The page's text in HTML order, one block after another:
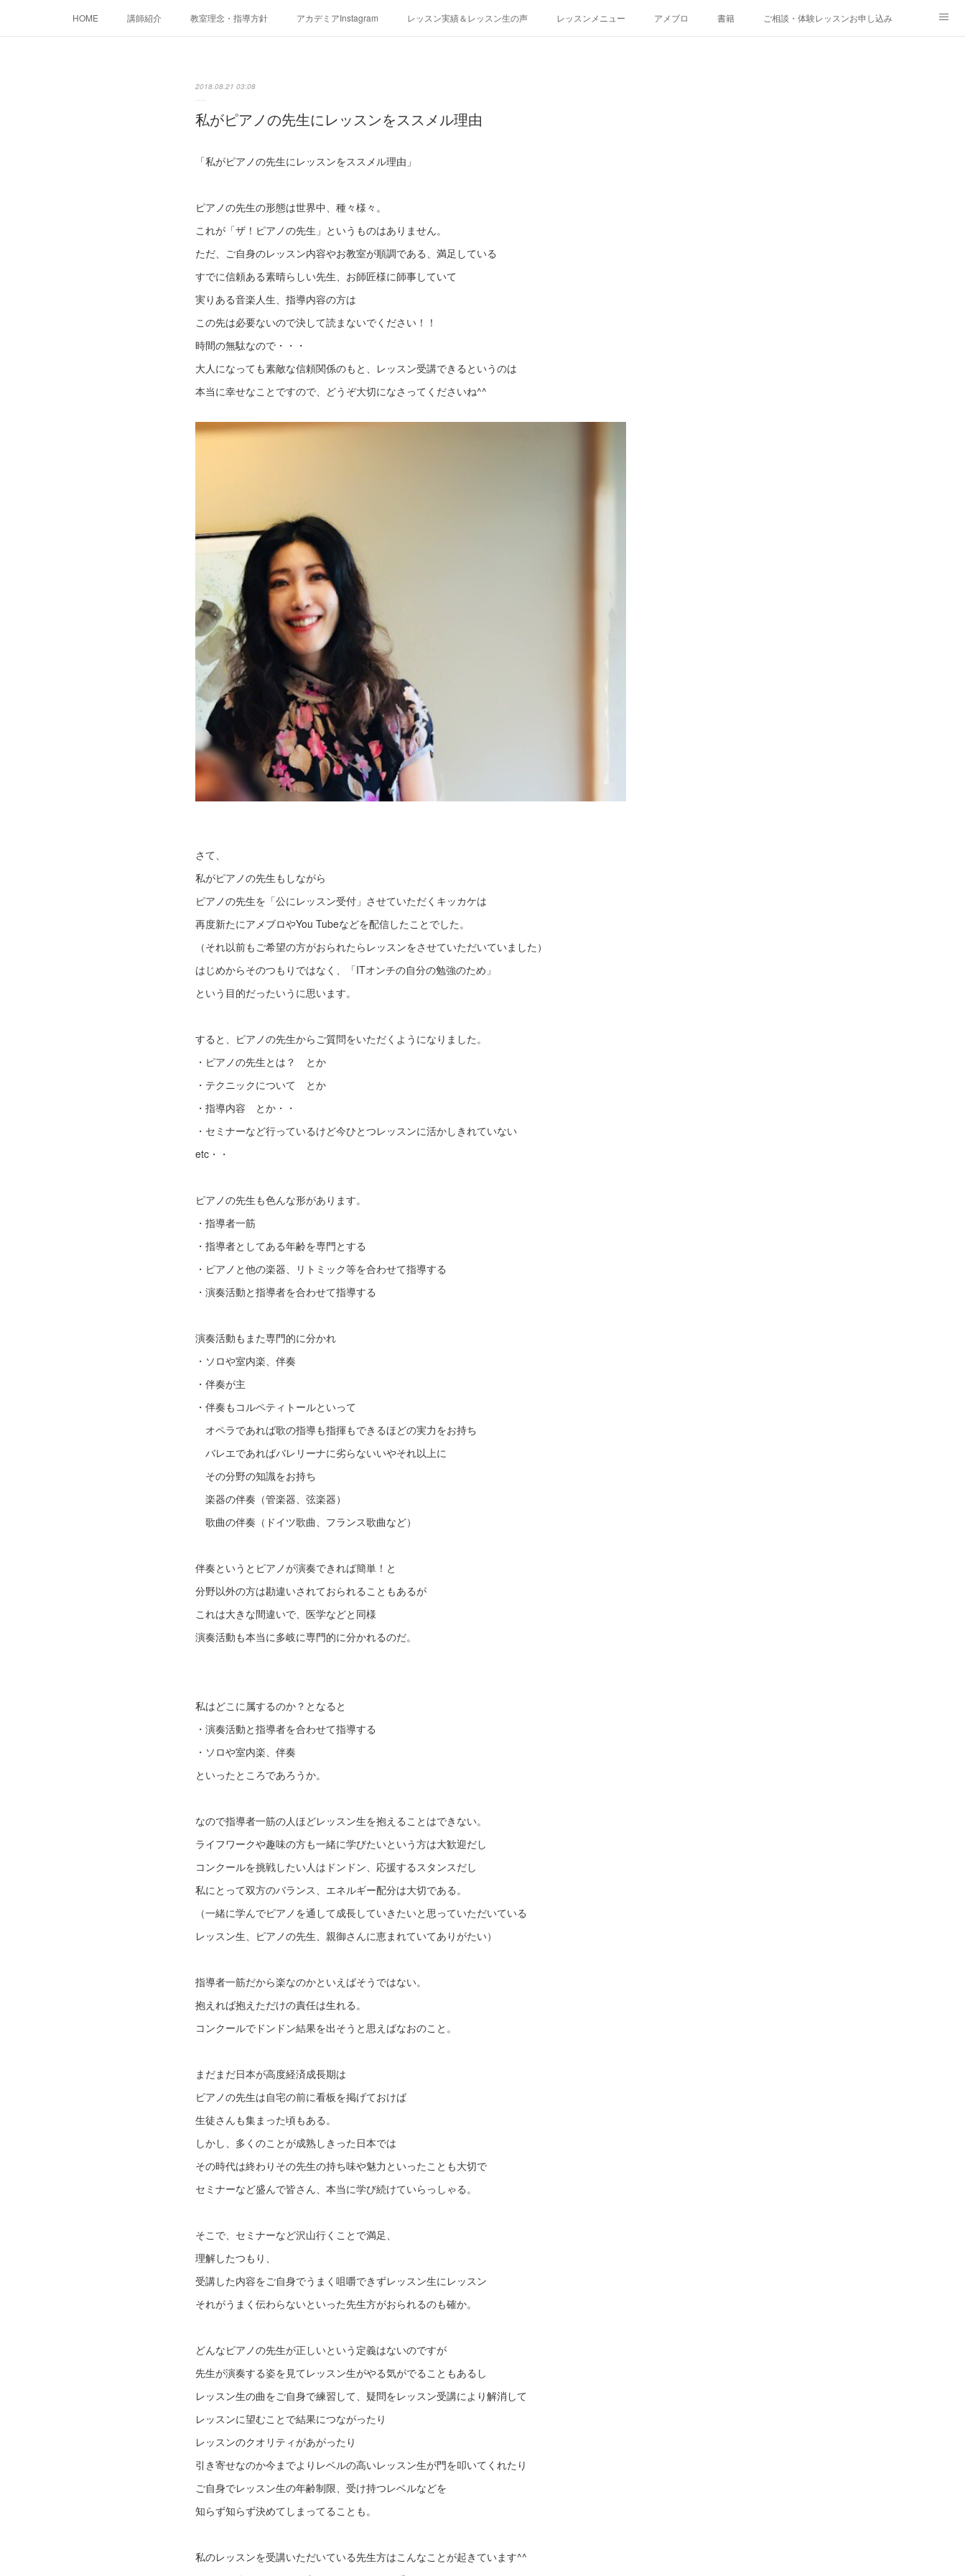
HOME 講師紹介 教室理念・指導方針 アカデミアInstagram レッスン実績＆レッスン生の声 レッスンメニュー アメブロ 書籍 ご相談・体験レッスンお申し込み
2018.08.21 03:08
私がピアノの先生にレッスンをススメル理由
「私がピアノの先生にレッスンをススメル理由」
ピアノの先生の形態は世界中、種々様々。
これが「ザ！ピアノの先生」というものはありません。
ただ、ご自身のレッスン内容やお教室が順調である、満足している
すでに信頼ある素晴らしい先生、お師匠様に師事していて
実りある音楽人生、指導内容の方は
この先は必要ないので決して読まないでください！！
時間の無駄なので・・・
大人になっても素敵な信頼関係のもと、レッスン受講できるというのは
本当に幸せなことですので、どうぞ大切になさってくださいね^^
さて、
私がピアノの先生もしながら
ピアノの先生を「公にレッスン受付」させていただくキッカケは
再度新たにアメブロやYou Tubeなどを配信したことでした。
（それ以前もご希望の方がおられたらレッスンをさせていただいていました）
はじめからそのつもりではなく、「ITオンチの自分の勉強のため」
という目的だったいうに思います。
すると、ピアノの先生からご質問をいただくようになりました。
・ピアノの先生とは？ とか
・テクニックについて とか
・指導内容 とか・・
・セミナーなど行っているけど今ひとつレッスンに活かしきれていない
etc・・
ピアノの先生も色んな形があります。
・指導者一筋
・指導者としてある年齢を専門とする
・ピアノと他の楽器、リトミック等を合わせて指導する
・演奏活動と指導者を合わせて指導する
演奏活動もまた専門的に分かれ
・ソロや室内楽、伴奏
・伴奏が主
・伴奏もコルペティトールといって
オペラであれば歌の指導も指揮もできるほどの実力をお持ち
バレエであればバレリーナに劣らないいやそれ以上に
その分野の知識をお持ち
楽器の伴奏（管楽器、弦楽器）
歌曲の伴奏（ドイツ歌曲、フランス歌曲など）
伴奏というとピアノが演奏できれば簡単！と
分野以外の方は勘違いされておられることもあるが
これは大きな間違いで、医学などと同様
演奏活動も本当に多岐に専門的に分かれるのだ。
私はどこに属するのか？となると
・演奏活動と指導者を合わせて指導する
・ソロや室内楽、伴奏
といったところであろうか。
なので指導者一筋の人ほどレッスン生を抱えることはできない。
ライフワークや趣味の方も一緒に学びたいという方は大歓迎だし
コンクールを挑戦したい人はドンドン、応援するスタンスだし
私にとって双方のバランス、エネルギー配分は大切である。
（一緒に学んでピアノを通して成長していきたいと思っていただいている
レッスン生、ピアノの先生、親御さんに恵まれていてありがたい）
指導者一筋だから楽なのかといえばそうではない。
抱えれば抱えただけの責任は生れる。
コンクールでドンドン結果を出そうと思えばなおのこと。
まだまだ日本が高度経済成長期は
ピアノの先生は自宅の前に看板を掲げておけば
生徒さんも集まった頃もある。
しかし、多くのことが成熟しきった日本では
その時代は終わりその先生の持ち味や魅力といったことも大切で
セミナーなど盛んで皆さん、本当に学び続けていらっしゃる。
そこで、セミナーなど沢山行くことで満足、
理解したつもり、
受講した内容をご自身でうまく咀嚼できずレッスン生にレッスン
それがうまく伝わらないといった先生方がおられるのも確か。
どんなピアノの先生が正しいという定義はないのですが
先生が演奏する姿を見てレッスン生がやる気がでることもあるし
レッスン生の曲をご自身で練習して、疑問をレッスン受講により解消して
レッスンに望むことで結果につながったり
レッスンのクオリティがあがったり
引き寄せなのか今までよりレベルの高いレッスン生が門を叩いてくれたり
ご自身でレッスン生の年齢制限、受け持つレベルなどを
知らず知らず決めてしまってることも。
私のレッスンを受講いただいている先生方はこんなことが起きています^^